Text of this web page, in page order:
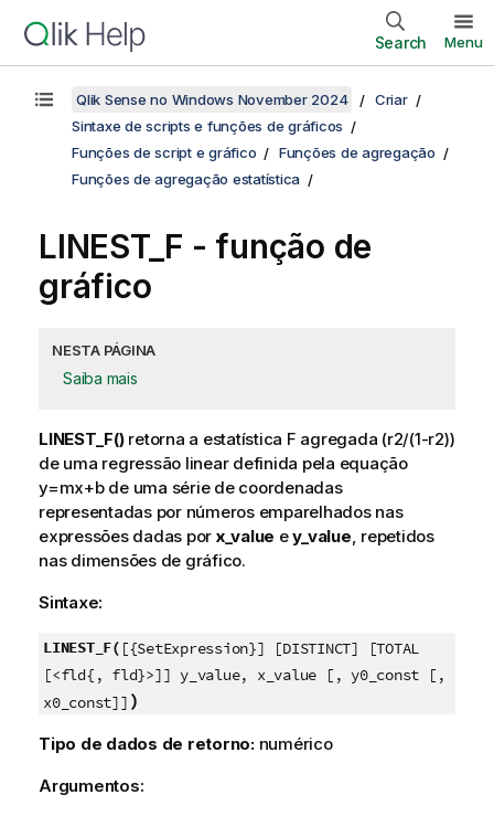
Search Menu
Qlik Sense no Windows November 2024
Criar
Sintaxe de scripts e funções de gráficos
Funções de script e gráfico
Funções de agregação
Funções de agregação estatística
LINEST_F - função de
gráfico
NESTA PÁGINA
Saiba mais
LINEST_F()retorna a estatística F agregada (r2/(1-r2))
de uma regressão linear definida pela equação
y=mx+bde uma série de coordenadas
representadas por números emparelhados nas
expressões dadas por x_value ey_value, repetidos
nas dimensões de gráfico.
Sintaxe:
LINEST_F( [{SetExpression}] [DISTINCT] [TOTAL
[<fld{, fld}>]] y_value, x_value [, y0_const [,
x0_const]] )
Tipo de dados de retorno: numérico
Argumentos: